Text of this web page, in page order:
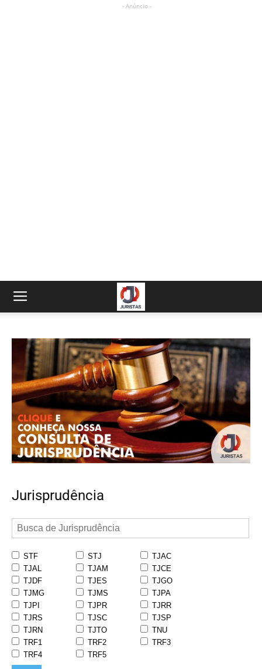
- Anúncio -
Jurisprudência
STF STJ
TJAC
TJAL
TJAM
TJCE
TJDF
TJES
TJGO
TJMG
TJMS
TJPA
TJPI
TJPR
TJRR
TJRS
TJSC
TJSP
TJRN
TJTO
TNU
TRF1
TRF2
TRF3
TRF4
TRF5